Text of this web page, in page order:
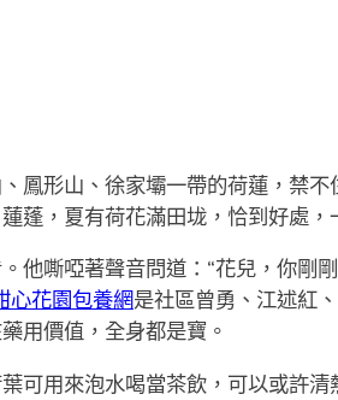
形山、徐家壩一帶的荷蓮，禁不
蓬，夏有荷花滿田垅，恰到好處，
嘶啞著聲音問道：“花兒，你剛
心花園包養網是社區曾勇、江述紅
用價值，全身都是寶。
用來泡水喝當茶飲，可以或許清